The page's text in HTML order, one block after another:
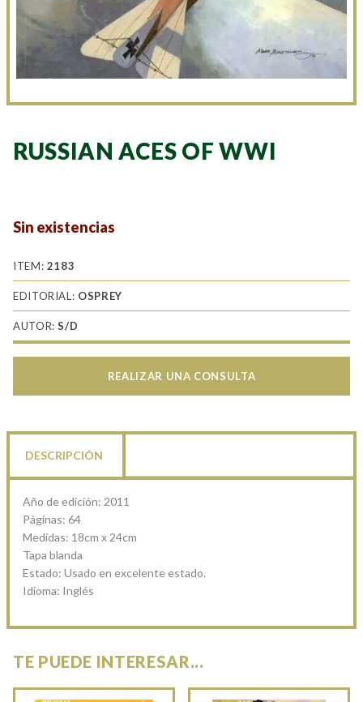
RUSSIAN ACES OF WWI
Sin existencias
ITEM: 2183
EDITORIAL: OSPREY
AUTOR:S/D
REALIZAR UNA CONSULTA
DESCRIPCIÓN
Año de edición: 2011
Páginas: 64
Medidas: 18cm x 24cm
Tapa blanda
Estado: Usado en excelente estado.
Idioma: Inglés
TE PUEDE INTERESAR...